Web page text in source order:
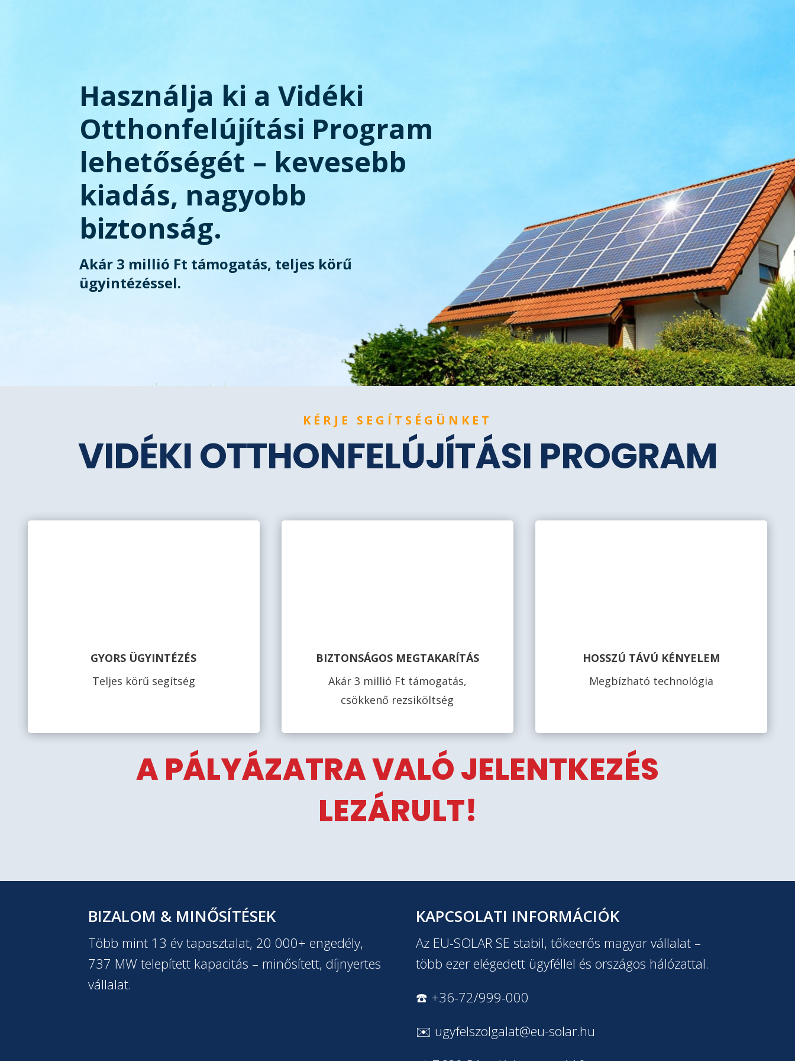
Használja ki a Vidéki
Otthonfelújítási Program
lehetőségét – kevesebb
kiadás, nagyobb
biztonság.
Akár 3 millió Ft támogatás, teljes körű
ügyintézéssel.
KÉRJE SEGÍTSÉGÜNKET
VIDÉKI OTTHONFELÚJÍTÁSI PROGRAM
GYORS ÜGYINTÉZÉS
Teljes körű segítség
BIZTONSÁGOS MEGTAKARÍTÁS
Akár 3 millió Ft támogatás,
csökkenő rezsiköltség
HOSSZÚ TÁVÚ KÉNYELEM
Megbízható technológia
A PÁLYÁZATRA VALÓ JELENTKEZÉS
LEZÁRULT!
BIZALOM & MINŐSÍTÉSEK
Több mint 13 év tapasztalat, 20 000+ engedély,
737 MW telepített kapacitás – minősített, díjnyertes
vállalat.
KAPCSOLATI INFORMÁCIÓK
Az EU-SOLAR SE stabil, tőkeerős magyar vállalat –
több ezer elégedett ügyféllel és országos hálózattal.
☎️ +36-72/999-000
✉️ ugyfelszolgalat@eu-solar.hu